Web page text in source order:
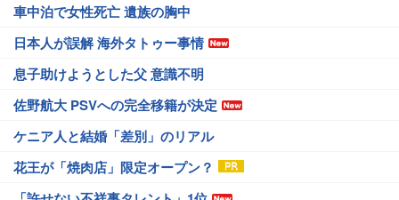
車中泊で女性死亡 遺族の胸中
日本人が誤解 海外タトゥー事情
息子助けようとした父 意識不明
佐野航大 PSVへの完全移籍が決定
ケニア人と結婚「差別」のリアル
花王が「焼肉店」限定オープン？